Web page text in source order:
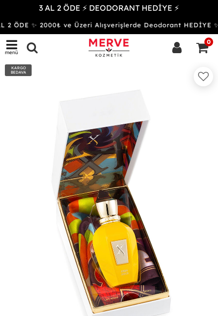
3 AL 2 ÖDE ⚡ DEODORANT HEDİYE ⚡
ÖDE ✨ 2000₺ ve Üzeri Alışverişlerde Deodorant HEDİYE
menü
0
KARGO
BEDAVA